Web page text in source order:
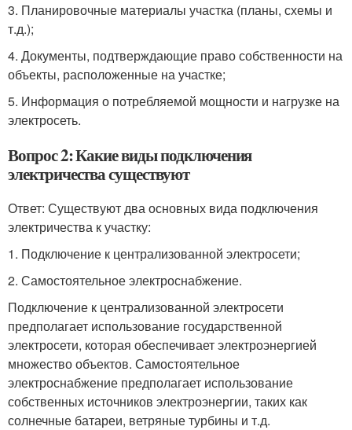
3. Планировочные материалы участка (планы, схемы и
т.д.);
4. Документы, подтверждающие право собственности на
объекты, расположенные на участке;
5. Информация о потребляемой мощности и нагрузке на
электросеть.
Вопрос 2: Какие виды подключения
электричества существуют
Ответ: Существуют два основных вида подключения
электричества к участку:
1. Подключение к централизованной электросети;
2. Самостоятельное электроснабжение.
Подключение к централизованной электросети
предполагает использование государственной
электросети, которая обеспечивает электроэнергией
множество объектов. Самостоятельное
электроснабжение предполагает использование
собственных источников электроэнергии, таких как
солнечные батареи, ветряные турбины и т.д.